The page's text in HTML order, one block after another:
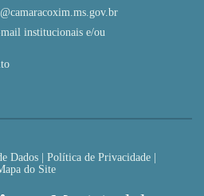
mail institucionais e/ou
Dados Política de Privacidade
do Site